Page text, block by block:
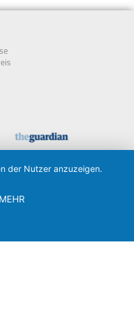
der Nutzer anzuzeigen.
MEHR